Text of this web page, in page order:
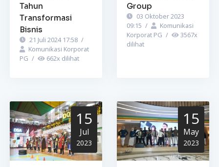
Tahun
Transformasi
Bisnis
21 Juli 2024 17:58 /
Komunikasi Korporat
PG / 662x dilihat
Group
03 Oktober 2023
09:15 /
Komunikasi
Korporat PG / 3567x
dilihat
15
Jul
2023
15
May
2023